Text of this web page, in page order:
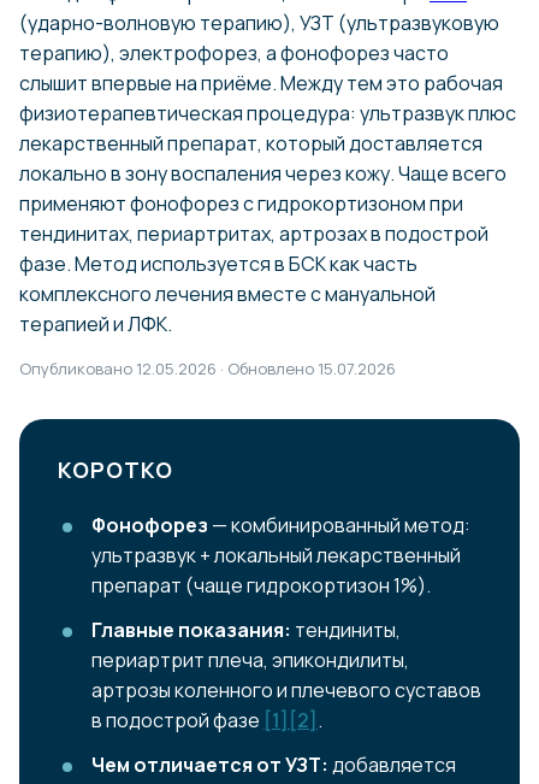
(ударно-волновую терапию), УЗТ (ультразвуковую
терапию), электрофорез, а фонофорез часто
слышит впервые на приёме. Между тем это рабочая
физиотерапевтическая процедура: ультразвук плюс
лекарственный препарат, который доставляется
локально в зону воспаления через кожу. Чаще всего
применяют фонофорез с гидрокортизоном при
тендинитах, периартритах, артрозах в подострой
фазе. Метод используется в БСК как часть
комплексного лечения вместе с мануальной
терапией и ЛФК.
Опубликовано 12.05.2026 · Обновлено 15.07.2026
КОРОТКО
Фонофорез — комбинированный метод:
ультразвук + локальный лекарственный
препарат (чаще гидрокортизон 1%).
Главные показания: тендиниты,
периартрит плеча, эпикондилиты,
артрозы коленного и плечевого суставов
в подострой фазе [1] [2] .
Чем отличается от УЗТ: добавляется